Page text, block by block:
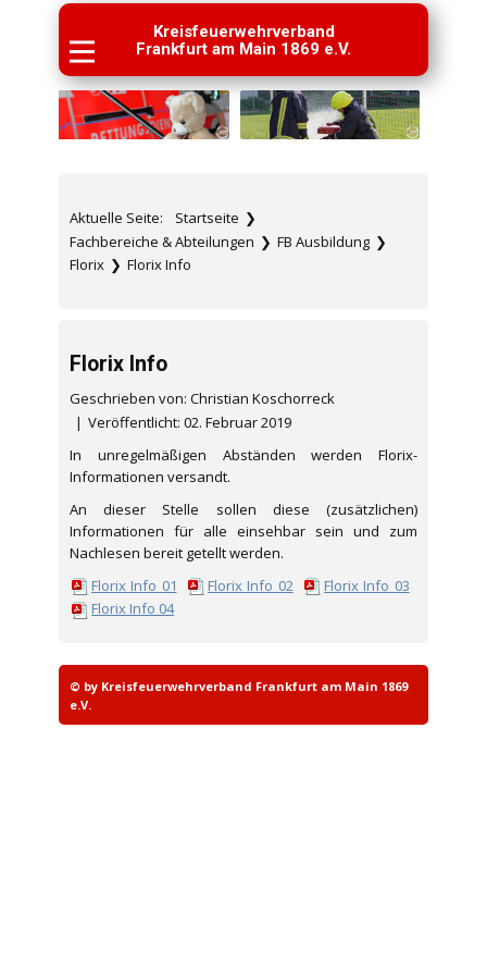
Kreisfeuerwehrverband
Frankfurt am Main 1869 e.V.
Aktuelle Seite: Startseite ❯
Fachbereiche & Abteilungen ❯ FB Ausbildung ❯
Florix ❯ Florix Info
Florix Info
Geschrieben von: Christian Koschorreck
Veröffentlicht: 02. Februar 2019
In unregelmäßigen Abständen werden Florix-
Informationen versandt.
An dieser Stelle sollen diese (zusätzlichen)
Informationen für alle einsehbar sein und zum
Nachlesen bereit getellt werden.
Florix Info 01
Florix Info 02
Florix Info 03
Florix Info 04
© by Kreisfeuerwehrverband Frankfurt am Main 1869
e.V.